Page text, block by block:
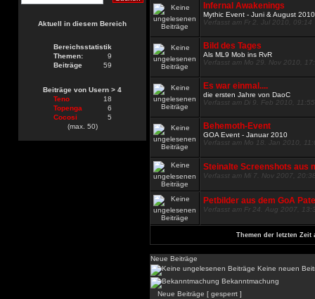
Aktuell in diesem Bereich
Bereichsstatistik
Themen:
9
Beiträge
59
Beiträge von Usern > 4
Teno
18
Topenga
6
Cocosi
5
(max. 50)
Infernal Awakenings
Mythic Event - Juni & August
Verfasst am Fr 2. Jul 2010, 09:14
Bild des Tages
Als ML9 Mob ins RvR
Verfasst am Mo 29. Nov 2010,
Es war einmal....
die ersten Jahre von DaoC
Verfasst am Di 9. Feb 2010, 11:55
Behemoth-Event
GOA Event - Januar 2010
Verfasst am Mo 18. Jan 2010,
Steinalte Screenshots aus
Verfasst am Mi 7. Nov 2007,
Petbilder aus dem GoA
Verfasst am Fr 24. Aug 2007,
Themen der letzten Zeit
Neue Beiträge
Keine neuen
Bekanntmachung
Neue Beiträge [ gesperrt ]